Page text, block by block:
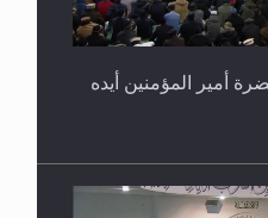
أمير المؤمنين أيده